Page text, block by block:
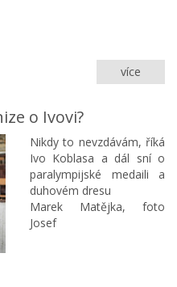
více
slavil
svého
o Ivovi?
Nikdy to nevzdávám, říká
Ivo Koblasa a dál sní o
paralympijské medaili a
duhovém dresu
Marek Matějka, foto
Josef